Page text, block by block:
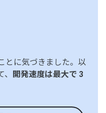
とに気づきました。以
開発速度は最大で 3